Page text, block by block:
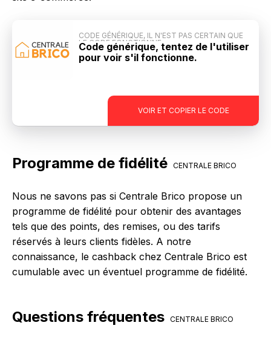
VOIR ET COPIER LE CODE
CODE GÉNÉRIQUE, IL N'EST PAS CERTAIN QUE
LE CODE FONCTIONNE
Code générique, tentez de l'utiliser
pour voir s'il fonctionne.
Programme de fidélité CENTRALE BRICO
Nous ne savons pas si Centrale Brico propose un
programme de fidélité pour obtenir des avantages
tels que des points, des remises, ou des tarifs
réservés à leurs clients fidèles. A notre
connaissance, le cashback chez Centrale Brico est
cumulable avec un éventuel programme de fidélité.
Questions fréquentes CENTRALE BRICO